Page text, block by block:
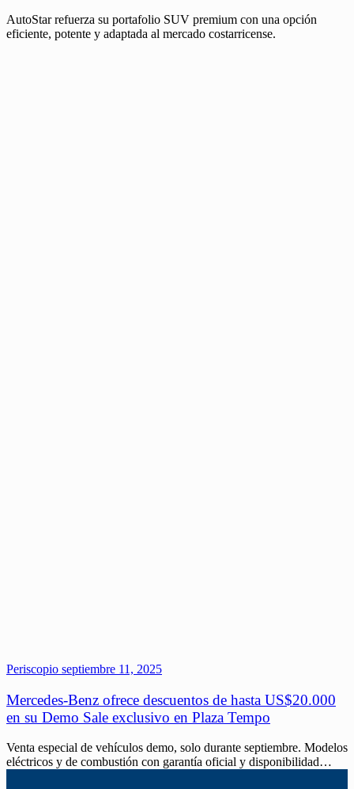
AutoStar refuerza su portafolio SUV premium con una opción
eficiente, potente y adaptada al mercado costarricense.
Periscopio septiembre 11, 2025
Mercedes-Benz ofrece descuentos de hasta US$20.000
en su Demo Sale exclusivo en Plaza Tempo
Venta especial de vehículos demo, solo durante septiembre. Modelos
eléctricos y de combustión con garantía oficial y disponibilidad…